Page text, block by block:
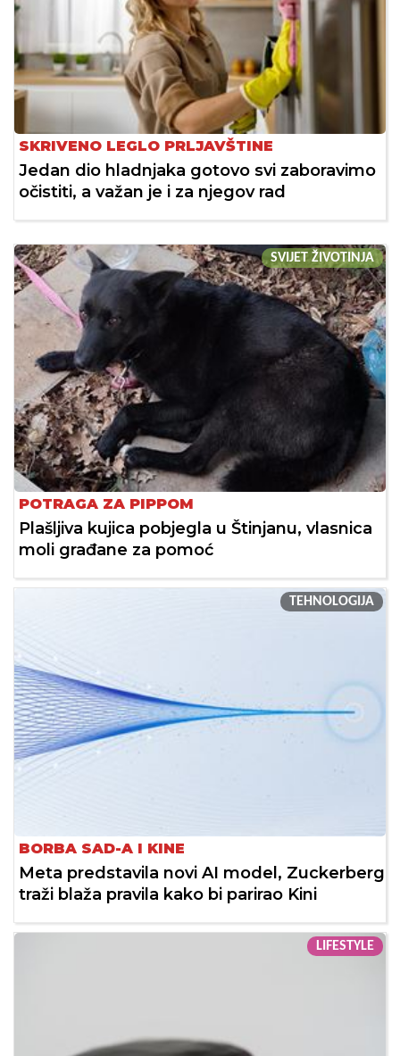
SKRIVENO LEGLO PRLJAVŠTINE
Jedan dio hladnjaka gotovo svi zaboravimo
očistiti, a važan je i za njegov rad
SVIJET ŽIVOTINJA
POTRAGA ZA PIPPOM
Plašljiva kujica pobjegla u Štinjanu, vlasnica
moli građane za pomoć
TEHNOLOGIJA
BORBA SAD-A I KINE
Meta predstavila novi AI model, Zuckerberg
traži blaža pravila kako bi parirao Kini
LIFESTYLE